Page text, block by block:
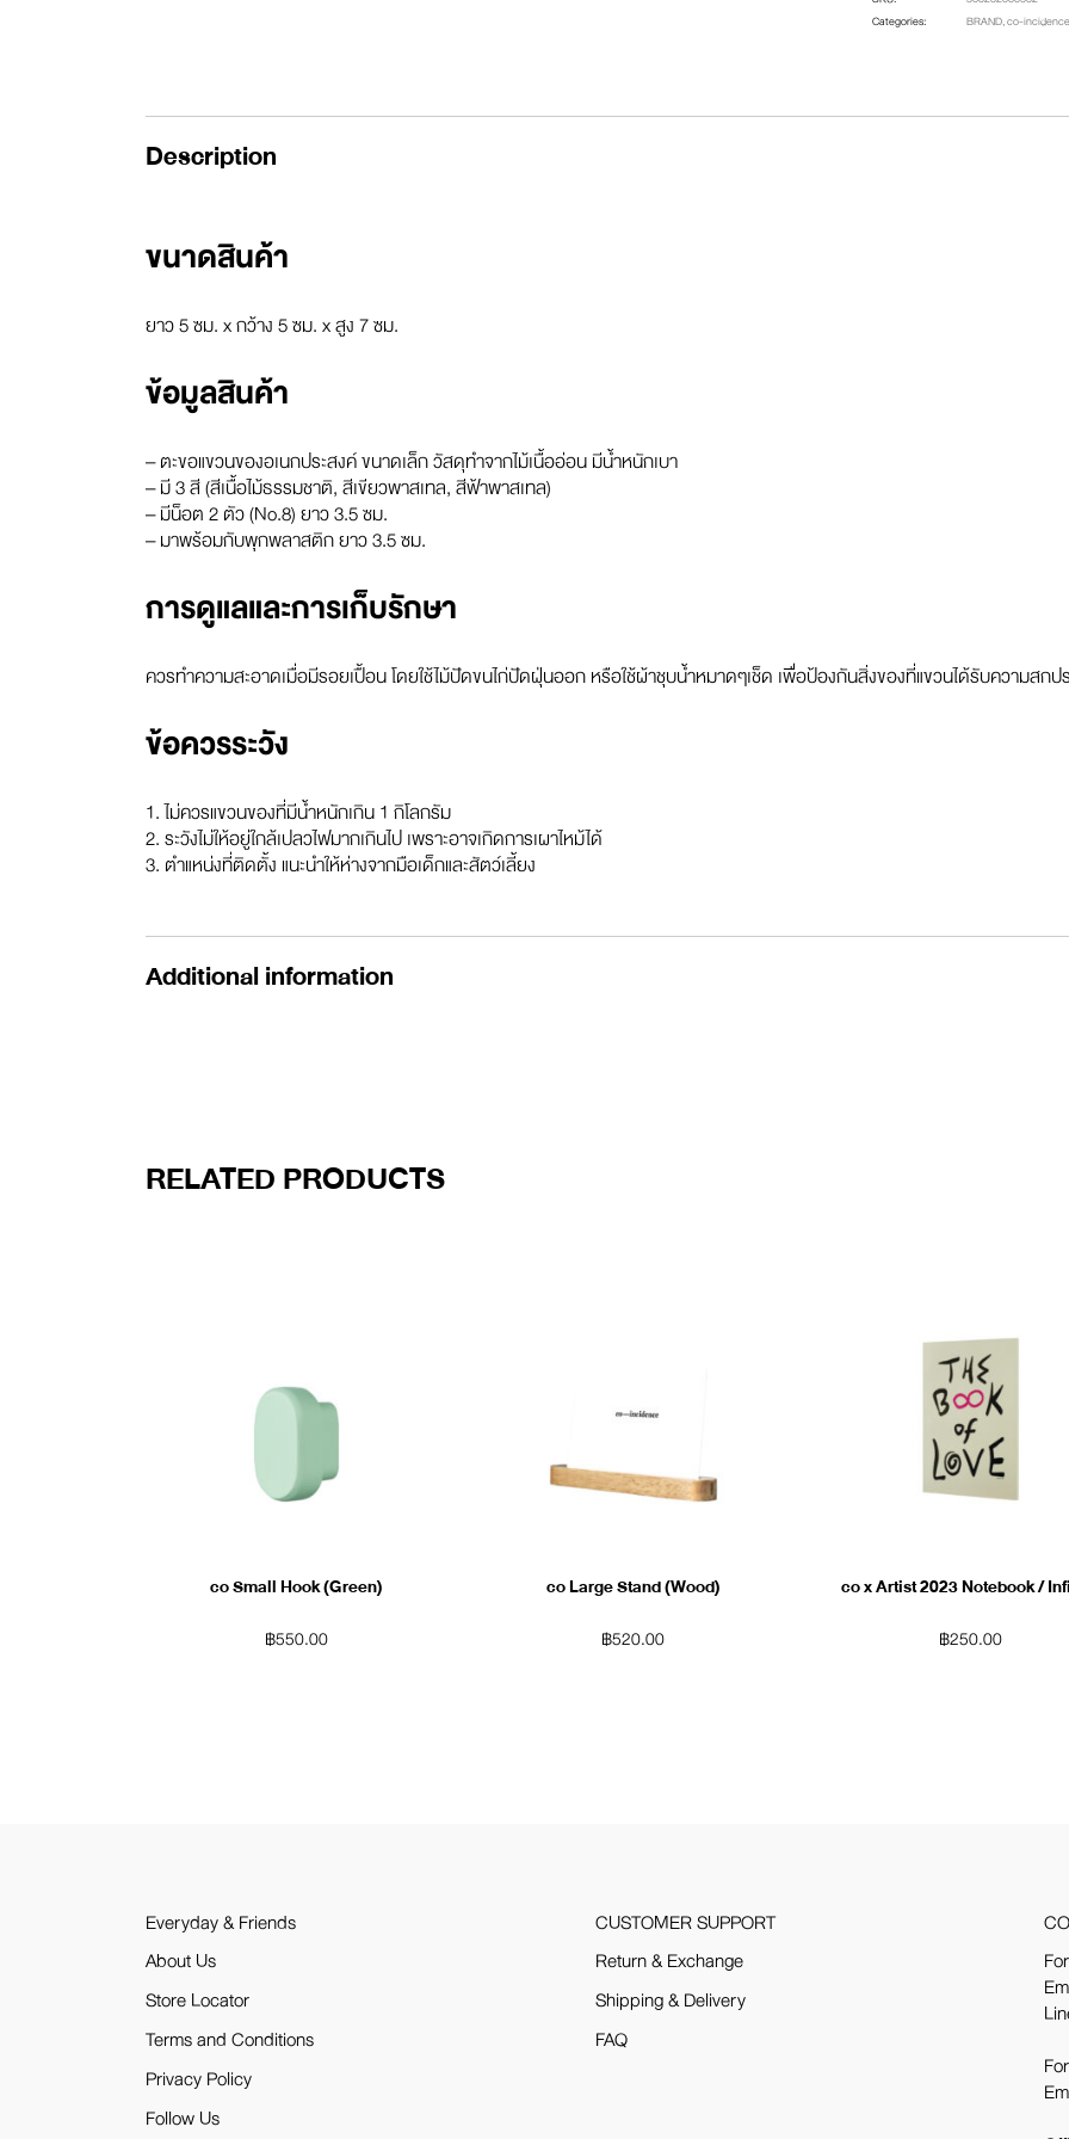
Categories:
BRAND,co-incidence
Description
ขนาดสินค้า
ยาว 5 ซม. x กว้าง 5 ซม. x สูง 7 ซม.
ข้อมูลสินค้า
– ตะขอแขวนของอเนกประสงค์ ขนาดเล็ก วัสดุทำจากไม้เนื้ออ่อน มีน้ำหนักเบา
– มี 3 สี (สีเนื้อไม้ธรรมชาติ, สีเขียวพาสเทล, สีฟ้าพาสเทล)
– มีน็อต 2 ตัว (No.8) ยาว 3.5 ซม.
– มาพร้อมกับพุกพลาสติก ยาว 3.5 ซม.
การดูแลและการเก็บรักษา
ควรทำความสะอาดเมื่อมีรอยเปื้อน โดยใช้ไม้ปัดขนไก่ปัดฝุ่นออก หรือใช้ผ้าชุบน้ำหมาดๆเช็ด เพื่อป้องกันสิ่งของที่แขวนได้รับความสกป
ข้อควรระวัง
1. ไม่ควรแขวนของที่มีน้ำหนักเกิน 1 กิโลกรัม
2. ระวังไม่ให้อยู่ใกล้เปลวไฟมากเกินไป เพราะอาจเกิดการเผาไหม้ได้
3. ตำแหน่งที่ติดตั้ง แนะนำให้ห่างจากมือเด็กและสัตว์เลี้ยง
Additional information
RELATED PRODUCTS
co Small Hook (Green)
฿550.00
co Large Stand (Wood)
฿520.00
co x Artist 2023 Notebook /
฿250.00
Everyday & Friends
About Us
Store Locator
Terms and Conditions
Privacy Policy
Follow Us
CUSTOMER SUPPORT
Return & Exchange
Shipping & Delivery
FAQ